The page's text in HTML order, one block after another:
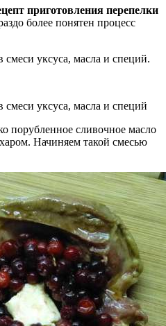
приготовления перепелки
более понятен процесс
уксуса, масла и специй.
уксуса, масла и специй
порубленное сливочное масло
Начиняем такой смесью